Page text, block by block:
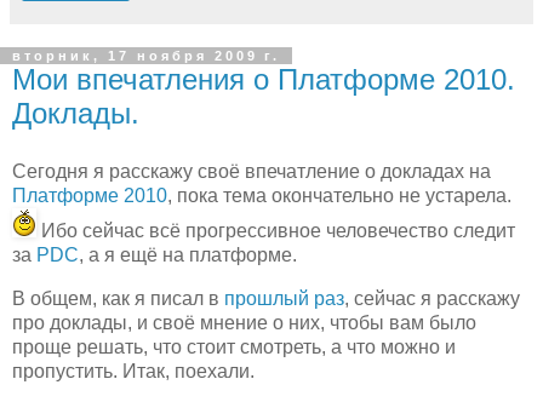
вторник, 17 ноября 2009 г.
Мои впечатления о Платформе 2010.
Доклады.
Сегодня я расскажу своё впечатление о докладах на
Платформе 2010, пока тема окончательно не устарела.
Ибо сейчас всё прогрессивное человечество следит
за PDC, а я ещё на платформе.
В общем, как я писал в прошлый раз, сейчас я расскажу
про доклады, и своё мнение о них, чтобы вам было
проще решать, что стоит смотреть, а что можно и
пропустить. Итак, поехали.